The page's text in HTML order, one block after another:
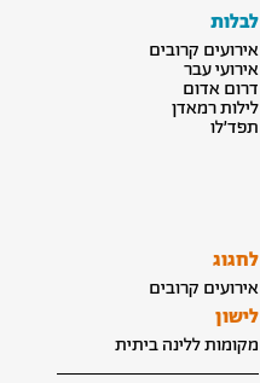
לבלות
אירועים קרובים
אירועי עבר
דרום אדום
לילות רמאדן
תפד׳לו
לחגוג
אירועים קרובים
לישון
מקומות ללינה ביתית